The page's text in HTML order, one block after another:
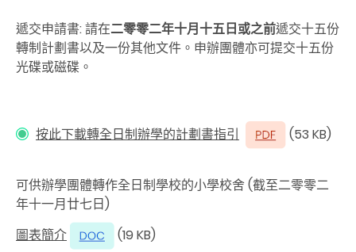
遞交申請書: 請在二零零二年十月十五日或之前遞交十五份
轉制計劃書以及一份其他文件。申辦團體亦可提交十五份
光碟或磁碟。
按此下載轉全日制辦學的計劃書指引 (53 KB)
可供辦學團體轉作全日制學校的小學校舍 (截至二零零二
年十一月廿七日)
圖表簡介
(19 KB)